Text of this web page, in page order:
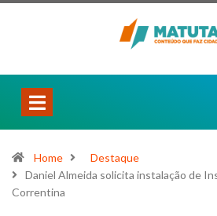
Home
Destaque
Daniel Almeida solicita instalação de
Correntina